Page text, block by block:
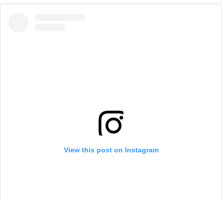
View this post on Instagram